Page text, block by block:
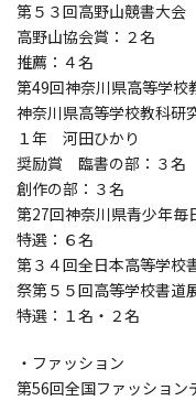
第５３回高野山競書大会
高野山協会賞：２名
推薦：４名
第49回神奈川県高等学校
神奈川県高等学校教科研
１年 河田ひかり
奨励賞 臨書の部：３名
創作の部：３名
第27回神奈川県青少年毎
特選：６名
第３４回全日本高等学校
祭第５５回高等学校書道
特選：１名・２名
・ファッション
第56回全国ファッション